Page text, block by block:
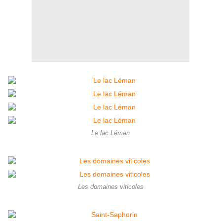
Le lac Léman
Les domaines viticoles